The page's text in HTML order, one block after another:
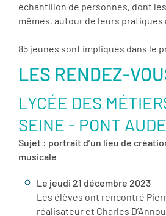
échantillon de personnes, dont
mêmes, autour de leurs pratiques
85 jeunes sont impliqués dans le
LES RENDEZ-
LYCÉE DES
SEINE - PONT
Sujet : portrait d’un lieu de
musicale
Le jeudi 21 décembre 2023
Les élèves ont rencontré
réalisateur et Charles